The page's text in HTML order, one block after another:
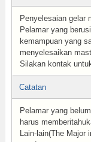
Penyelesaian gelar
Pelamar yang
kemampuan yang
menyelesaikan
Silakan kontak
Catatan
Pelamar yang
harus
Lain-lain(The Major